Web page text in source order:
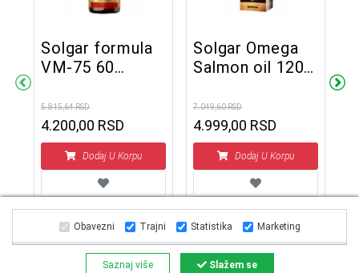
Solgar formula
VM-75 60
5.815,64 RSD
4.200,00 RSD
Dodaj U Korpu
Solgar Omega
Salmon oil 120
7.049,60 RSD
4.999,00 RSD
Dodaj U Korpu
Obavezni Trajni Statistika Marketing
Saznaj više Slažem se